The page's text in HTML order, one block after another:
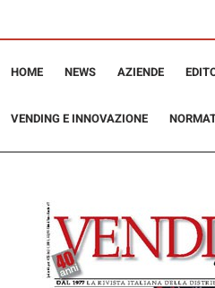
HOME NEWS AZIENDE
VENDING E INNOVAZIONE